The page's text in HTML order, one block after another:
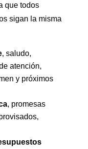
que todos
sigan la misma
, saludo,
atención,
y próximos
, promesas